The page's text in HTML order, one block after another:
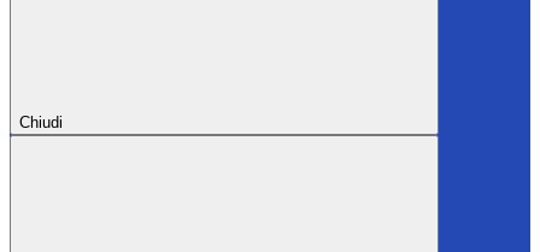
Chiudi